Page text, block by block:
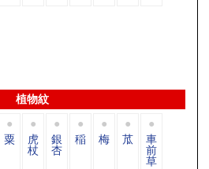
植物紋
粟 虎
杖
銀
杏
稲 梅 苽 車
前
草